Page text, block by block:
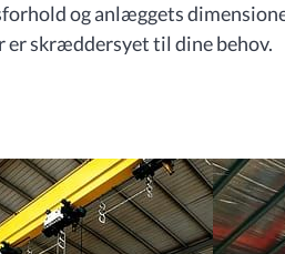
og anlæggets
er skræddersyet til dine behov.